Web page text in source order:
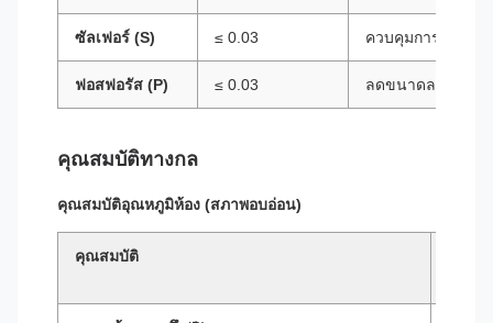
ซัลเฟอร์ (S) ≤ 0.03 ควบคุมการทำงาน
ฟอสฟอรัส (P) ≤ 0.03 ลดขนาดลงเพื่อรัก
คุณสมบัติทางกล
คุณสมบัติอุณหภูมิห้อง (สภาพอบอ่อน)
คุณสมบัติ